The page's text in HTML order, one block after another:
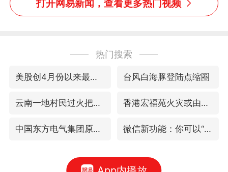
打开网易新闻，查看更多热门视频
热门搜索
美股创4月份以来最大单周涨幅 台风白海豚登陆点缩圈
云南一地村民过火把节意外灼伤16人 香港宏福苑火灾或由烟头引起
中国东方电气集团原党组副书记、董事宋致远被查 微信新功能：你可以“撤回”你的撤回